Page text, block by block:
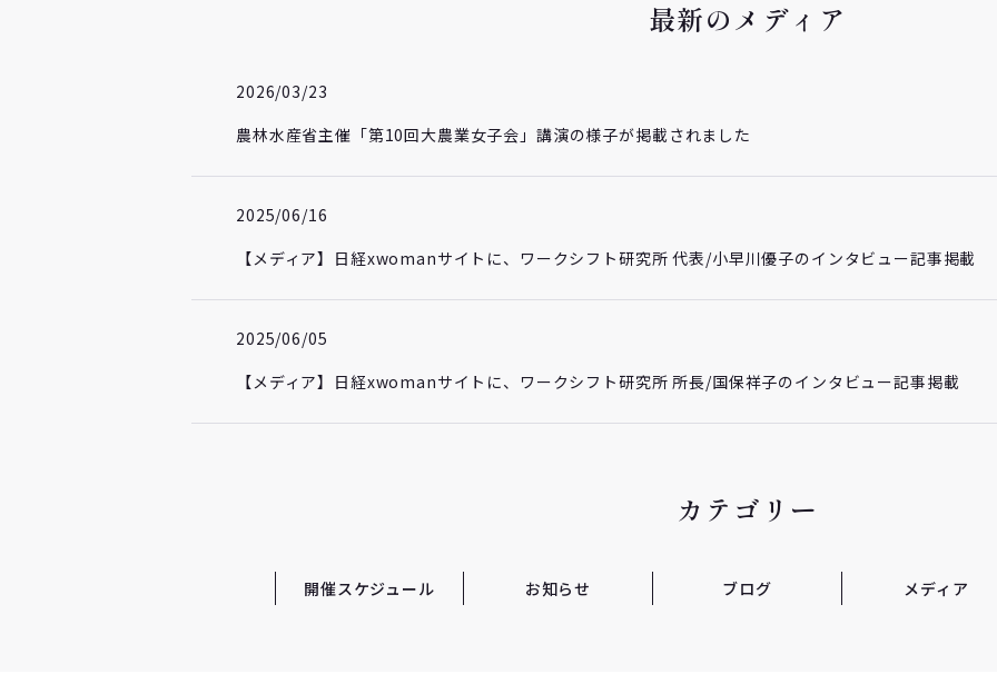
最新のメディア
2026/03/23
農林水産省主催「第10回大農業女子会」講演の様子が掲載されました
2025/06/16
【メディア】日経xwomanサイトに、ワークシフト研究所 代表/小早川優子のインタビュー記事掲載
2025/06/05
【メディア】日経xwomanサイトに、ワークシフト研究所 所長/国保祥子のインタビュー記事掲載
カテゴリー
開催スケジュール お知らせ ブログ メディア